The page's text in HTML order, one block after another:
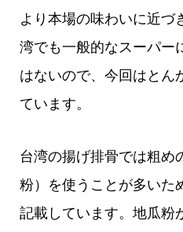
より本場の味わいに近づ
湾でも一般的なスーパー
はないので、今回はとん
ています。
台湾の揚げ排骨では粗め
粉）を使うことが多いた
記載しています。地瓜粉